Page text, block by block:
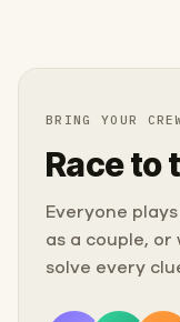
BRING YOUR
Race to
Everyone
as a couple, or
solve every